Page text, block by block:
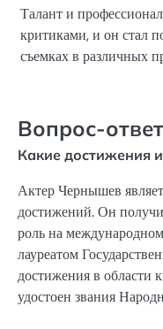
Талант и
критиками, и он стал
съемках в различных
Вопрос-
Какие достижения
Актер Чернышев
достижений. Он
роль на
лауреатом
достижения в области
удостоен звания